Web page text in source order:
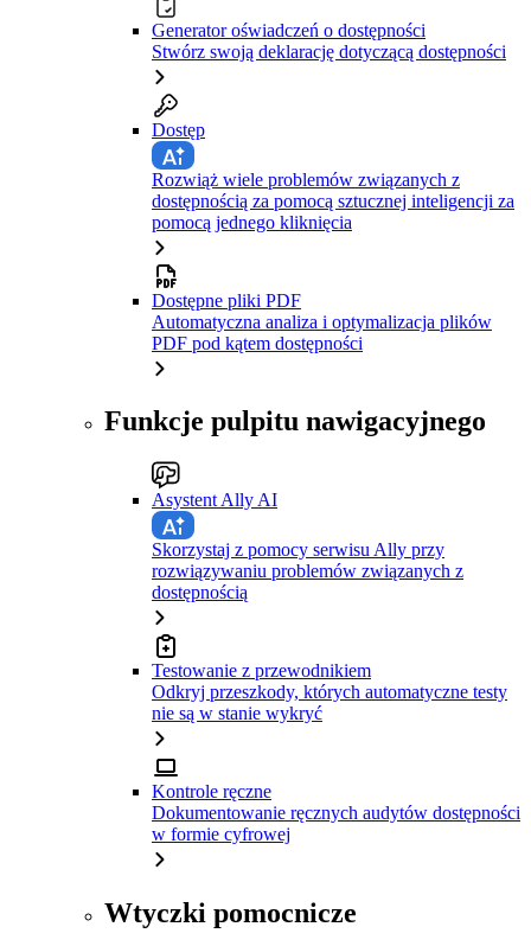
Generator oświadczeń o dostępności
Stwórz swoją deklarację dotyczącą dostępności
Dostęp
Rozwiąż wiele problemów związanych z
dostępnością za pomocą sztucznej inteligencji za
pomocą jednego kliknięcia
Dostępne pliki PDF
Automatyczna analiza i optymalizacja plików
PDF pod kątem dostępności
Funkcje pulpitu nawigacyjnego
Asystent Ally AI
Skorzystaj z pomocy serwisu Ally przy
rozwiązywaniu problemów związanych z
dostępnością
Testowanie z przewodnikiem
Odkryj przeszkody, których automatyczne testy
nie są w stanie wykryć
Kontrole ręczne
Dokumentowanie ręcznych audytów dostępności
w formie cyfrowej
Wtyczki pomocnicze